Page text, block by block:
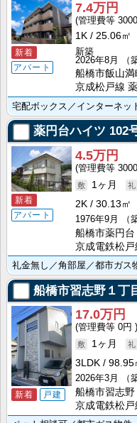
新着
アパート
7.4万円
1K
25.06㎡
新築
2026年8月
（
船橋市飯山満
京成松戸線
薬円台ハイツ 102
新着
アパート
4.5万円
1ヶ月
2K
30.13㎡
1976年9月
（
船橋市薬円台
京成電鉄松
船橋市習志野１丁
新着 戸建
17.0万円
0円
1ヶ月
3LDK
98.95
2026年3月
（
船橋市習志野
京成電鉄松